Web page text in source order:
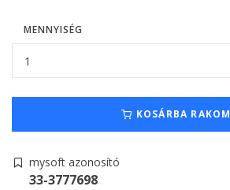
MENNYISÉG
KOSÁRBA RAKOM
mysoft azonosító
33-3777698